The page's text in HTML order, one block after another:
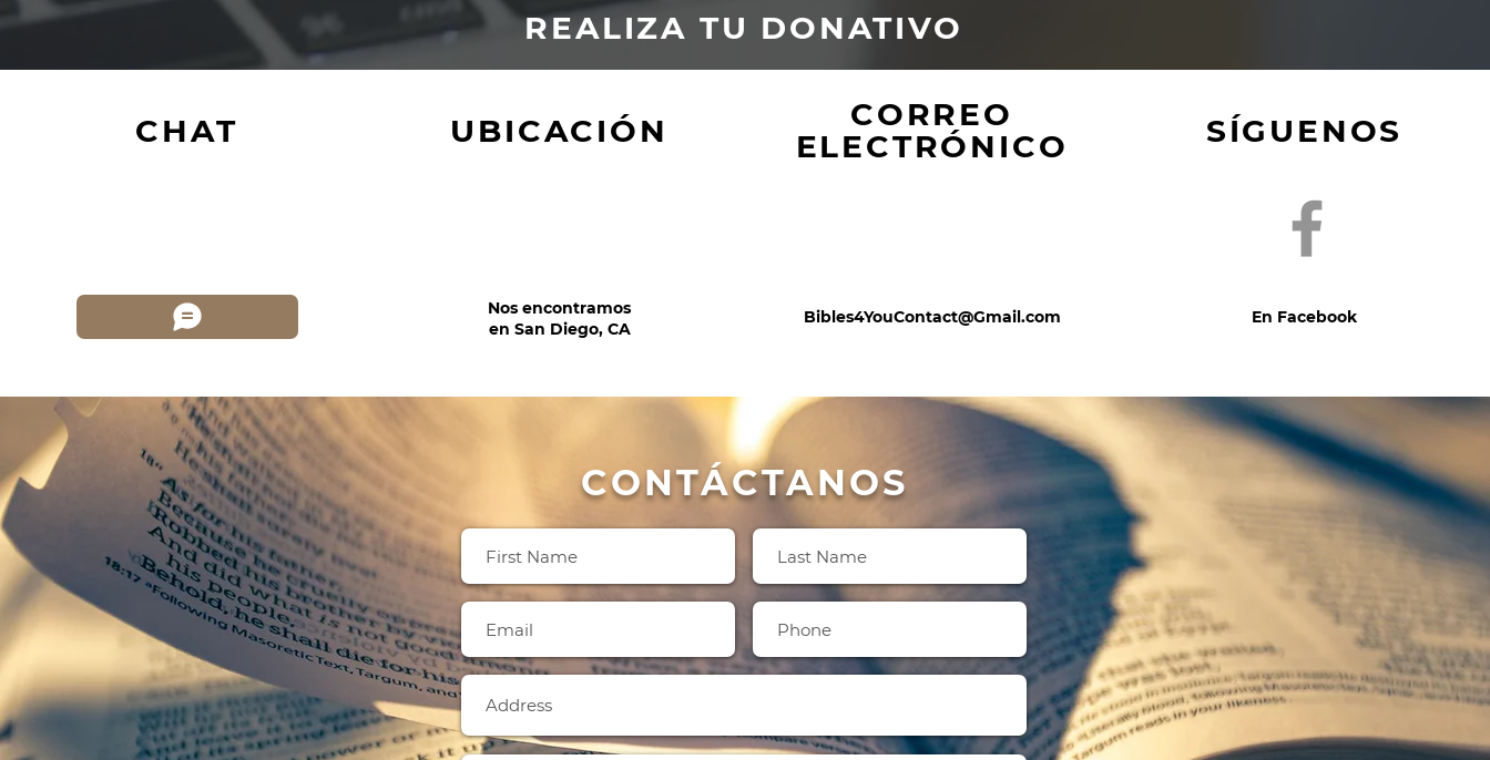
REALIZA TU DONATIVO
CHAT UBICACIÓN
Nos encontramos
en San Diego, CA
CORREO
ELECTRÓNICO
Bibles4YouContact@Gmail.com
SÍGUENOS
En Facebook
CONTÁCTANOS